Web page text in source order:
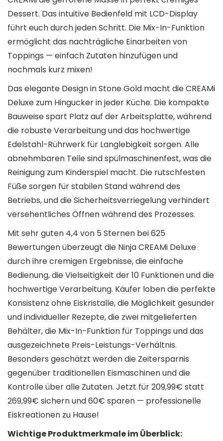
Dessert. Das intuitive Bedienfeld mit LCD-Display
führt euch durch jeden Schritt. Die Mix-In-Funktion
ermöglicht das nachträgliche Einarbeiten von
Toppings — einfach Zutaten hinzufügen und
nochmals kurz mixen!
Das elegante Design in Stone Gold macht die CREAMi
Deluxe zum Hingucker in jeder Küche. Die kompakte
Bauweise spart Platz auf der Arbeitsplatte, während
die robuste Verarbeitung und das hochwertige
Edelstahl-Rührwerk für Langlebigkeit sorgen. Alle
abnehmbaren Teile sind spülmaschinenfest, was die
Reinigung zum Kinderspiel macht. Die rutschfesten
Füße sorgen für stabilen Stand während des
Betriebs, und die Sicherheitsverriegelung verhindert
versehentliches Öffnen während des Prozesses.
Mit sehr guten 4,4 von 5 Sternen bei 625
Bewertungen überzeugt die Ninja CREAMi Deluxe
durch ihre cremigen Ergebnisse, die einfache
Bedienung, die Vielseitigkeit der 10 Funktionen und die
hochwertige Verarbeitung. Käufer loben die perfekte
Konsistenz ohne Eiskristalle, die Möglichkeit gesunder
und individueller Rezepte, die zwei mitgelieferten
Behälter, die Mix-In-Funktion für Toppings und das
ausgezeichnete Preis-Leistungs-Verhältnis.
Besonders geschätzt werden die Zeitersparnis
gegenüber traditionellen Eismaschinen und die
Kontrolle über alle Zutaten. Jetzt für 209,99€ statt
269,99€ sichern und 60€ sparen — professionelle
Eiskreationen zu Hause!
Wichtige Produktmerkmale im Überblick: